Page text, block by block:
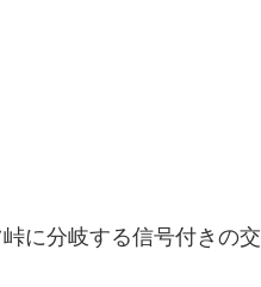
に分岐する信号付きの交